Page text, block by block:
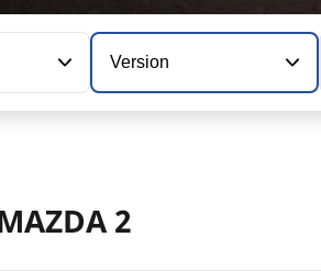
Version
2